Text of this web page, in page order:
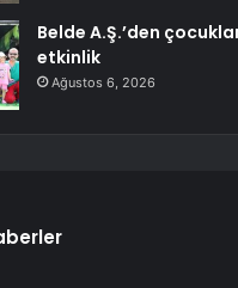
Belde A.Ş.’den
etkinlik
Ağustos 6, 2026